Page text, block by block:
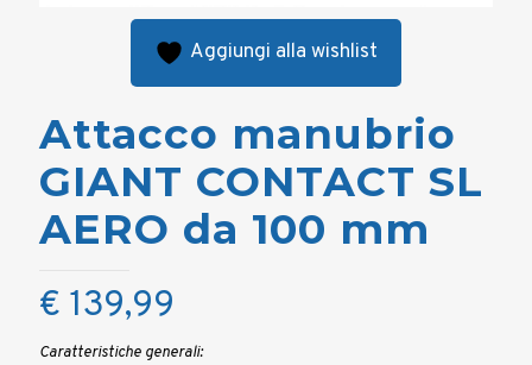
Aggiungi alla wishlist
Attacco manubrio
GIANT CONTACT SL
AERO da 100 mm
€ 139,99
Caratteristiche generali: